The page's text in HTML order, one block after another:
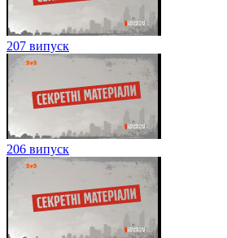
207 випуск
206 випуск